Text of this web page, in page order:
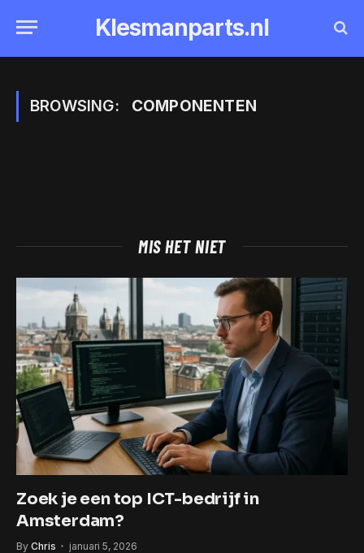
Klesmanparts.nl
BROWSING: COMPONENTEN
MIS HET NIET
Zoek je een top ICT-bedrijf in
Amsterdam?
By Chris januari 5, 2026